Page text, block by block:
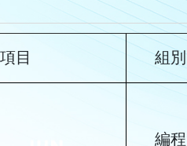
目 組別
編程